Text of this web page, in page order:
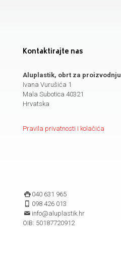
Kontaktirajte nas
Aluplastik, obrt za proizvodnju
Ivana Vurušića 1
Mala Subotica 40321
Hrvatska
Pravila privatnosti i kolačića
040 631 965
098 426 013
info@aluplastik.hr
OIB: 50187720912